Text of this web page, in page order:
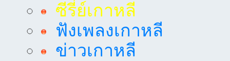
ซีรี่ย์เกาหลี
ฟังเพลงเกาหลี
ข่าวเกาหลี